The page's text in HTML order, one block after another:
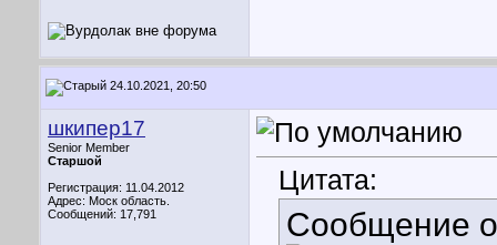
24.10.2021, 20:50
шкипер17
Senior Member
Старшой
Регистрация: 11.04.2012
Адрес: Моск область.
Сообщений: 17,791
Цитата:
Сообщение